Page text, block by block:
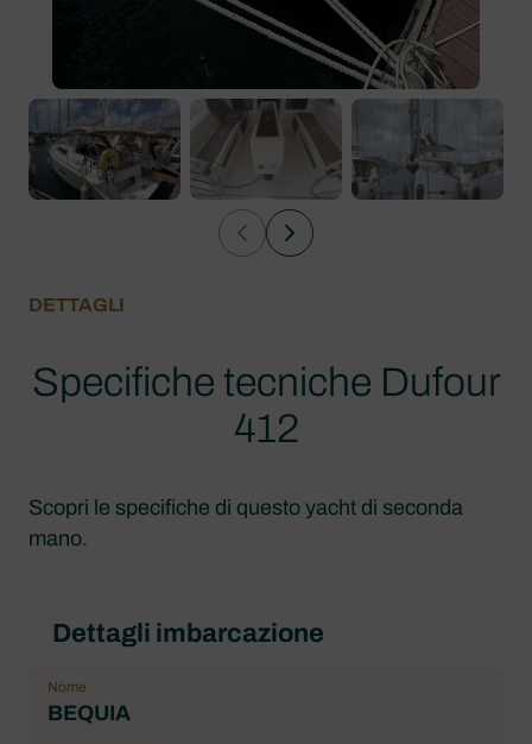
DETTAGLI
Specifiche tecniche Dufour
412
Scopri le specifiche di questo yacht di seconda
mano.
Dettagli imbarcazione
Nome
BEQUIA